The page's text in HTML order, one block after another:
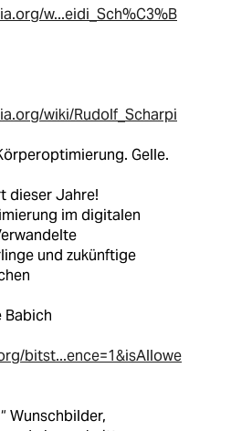
w...eidi_Sch%C3%B
wiki/Rudolf_Scharpi
Gelle.
dieser Jahre!
im digitalen
und zukünftige
Babich
bitst...ence=1&isAllowe
Wunschbilder,